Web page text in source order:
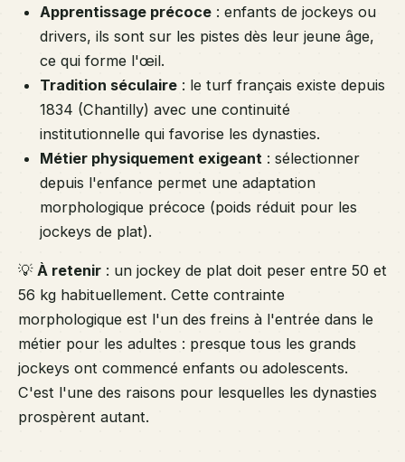
Apprentissage précoce : enfants de jockeys ou
drivers, ils sont sur les pistes dès leur jeune âge,
ce qui forme l'œil.
Tradition séculaire : le turf français existe depuis
1834 (Chantilly) avec une continuité
institutionnelle qui favorise les dynasties.
Métier physiquement exigeant : sélectionner
depuis l'enfance permet une adaptation
morphologique précoce (poids réduit pour les
jockeys de plat).
💡 À retenir : un jockey de plat doit peser entre 50 et
56 kg habituellement. Cette contrainte
morphologique est l'un des freins à l'entrée dans le
métier pour les adultes : presque tous les grands
jockeys ont commencé enfants ou adolescents.
C'est l'une des raisons pour lesquelles les dynasties
prospèrent autant.